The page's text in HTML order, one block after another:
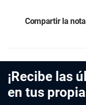
Compartir la
¡Recibe las
en tus